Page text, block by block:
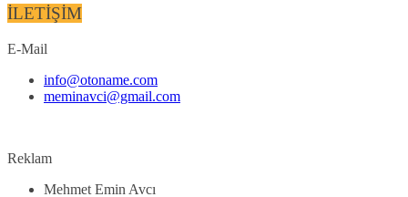
İLETİŞİM
E-Mail
info@otoname.com
meminavci@gmail.com
Reklam
Mehmet Emin Avcı